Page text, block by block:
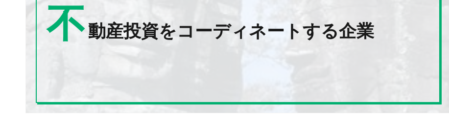
不動産投資をコーディネートする企業